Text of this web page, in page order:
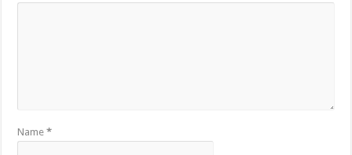
Name*